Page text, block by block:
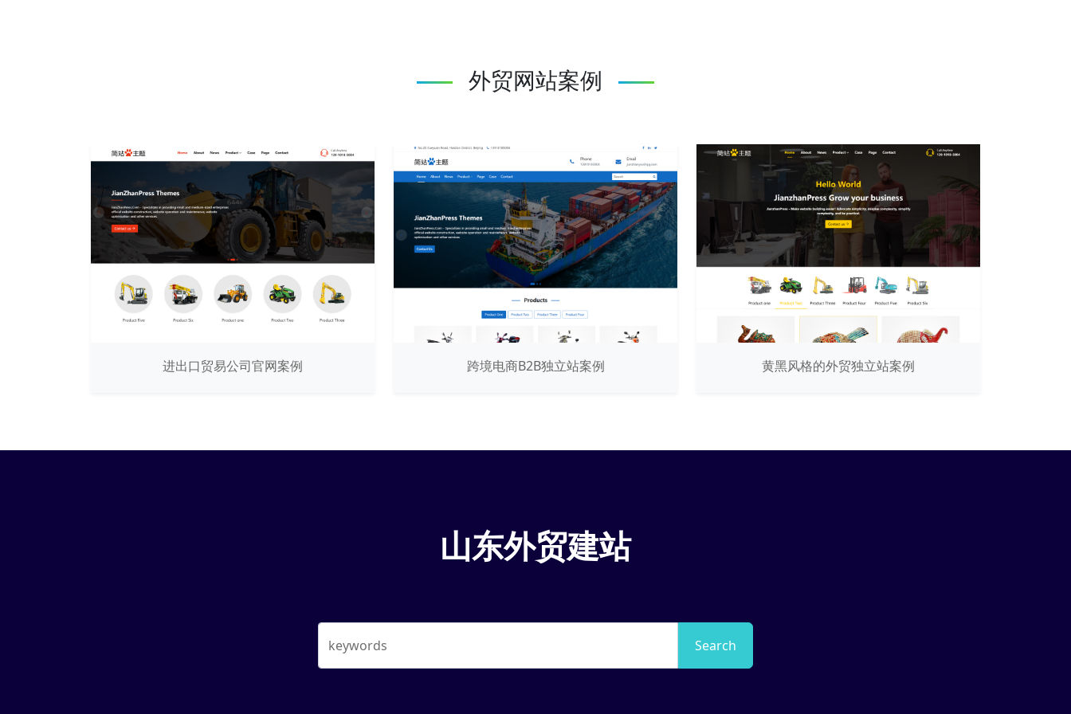
外贸网站案例
进出口贸易公司官网案例 跨境电商B2B独立站案例 黄黑风格的外贸独立站案例
山东外贸建站
keywords Search